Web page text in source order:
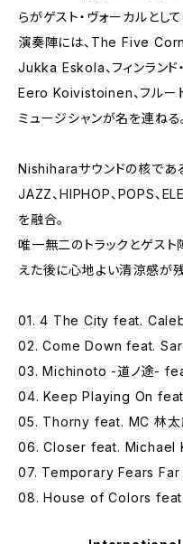
らがゲスト・ヴォーカルとして
演奏陣には、The Five
Jukka Eskola、フィンランド
Eero Koivistoinen、フルー
ミュージシャンが名を連ねる
Nishiharaサウンドの核であ
JAZZ、HIPHOP、POPS、
を融合。
唯一無二のトラックとゲス
えた後に心地よい清涼感が
01. 4 The City feat.
02. Come Down feat.
03. Michinoto -道ノ途-
04. Keep Playing On
05. Thorny feat. MC 林太
06. Closer feat. Michael
07. Temporary Fears
08. House of Colors